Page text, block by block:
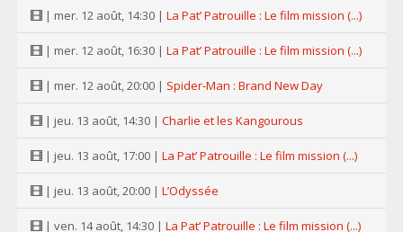
| mer. 12 août, 14:30 | La Pat’ Patrouille : Le film mission (...)
| mer. 12 août, 16:30 | La Pat’ Patrouille : Le film mission (...)
| mer. 12 août, 20:00 | Spider-Man : Brand New Day
| jeu. 13 août, 14:30 | Charlie et les Kangourous
| jeu. 13 août, 17:00 | La Pat’ Patrouille : Le film mission (...)
| jeu. 13 août, 20:00 | L’Odyssée
| ven. 14 août, 14:30 | La Pat’ Patrouille : Le film mission (...)